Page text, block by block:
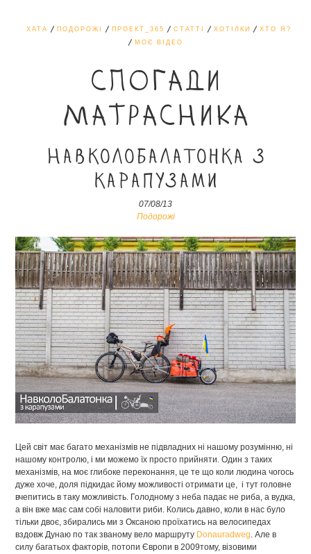
ХАТА ПОДОРОЖІ ПРОЕКТ_365 СТАТТІ ХОТІЛКИ
ХТО Я?
МОЄ ВІДЕО
СПОГАДИ
МАТРАСНИКА
НавколоБалатонка з
карапузами
07/08/13
Подорожі
Цей світ має багато механізмів не підвладних ні нашому розумінню, ні
нашому контролю, і ми можемо їх просто прийняти. Один з таких
механізмів, на моє глибоке переконання, це те що коли людина чогось
дуже хоче, доля підкидає йому можливості отримати це, і тут головне
вчепитись в таку можливість. Голодному з неба падає не риба, а вудка,
а він вже має сам собі наловити риби. Колись давно, коли в нас було
тільки двоє, збирались ми з Оксаною проїхатись на велосипедах
вздовж Дунаю по так званому вело маршруту Donauradweg. Але в
силу багатьох факторів, потопи Європи в 2009тому, візовими